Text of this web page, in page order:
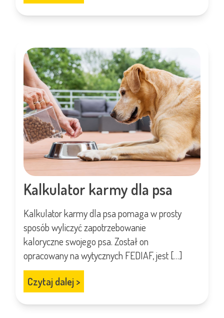
Kalkulator karmy dla psa
Kalkulator karmy dla psa pomaga w prosty
sposób wyliczyć zapotrzebowanie
kaloryczne swojego psa. Został on
opracowany na wytycznych FEDIAF, jest […]
Czytaj dalej >